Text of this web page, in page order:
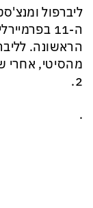
א-סיסי, ארדואן
ליברפול
ה-11
2.
.